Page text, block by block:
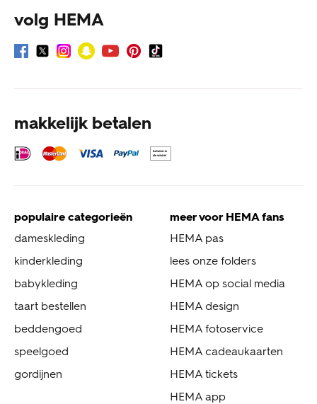
volg HEMA
makkelijk betalen
populaire categorieën
dameskleding
kinderkleding
babykleding
taart bestellen
beddengoed
speelgoed
gordijnen
meer voor HEMA fans
HEMA pas
lees onze folders
HEMA op social media
HEMA design
HEMA fotoservice
HEMA cadeaukaarten
HEMA tickets
HEMA app